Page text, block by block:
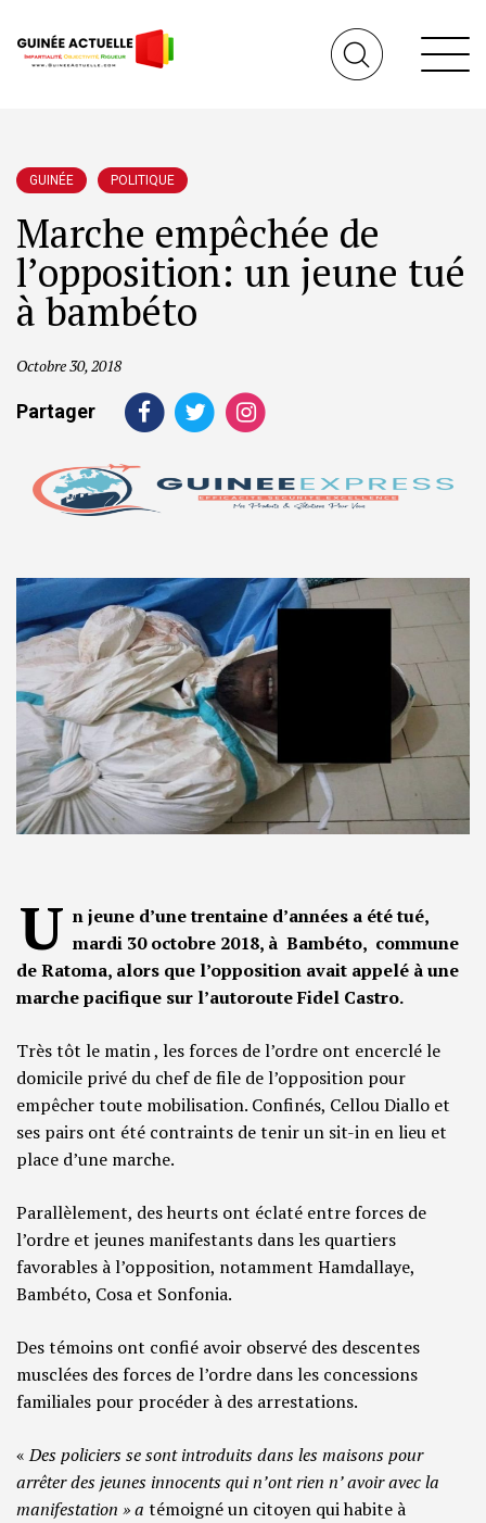
GUINÉE POLITIQUE
Marche empêchée de
l’opposition: un jeune tué
à bambéto
Octobre 30, 2018
Partager
U n jeune d’une trentaine d’années a été tué,
mardi 30 octobre 2018, à Bambéto, commune
de Ratoma, alors que l’opposition avait appelé à une
marche pacifique sur l’autoroute Fidel Castro.
Très tôt le matin , les forces de l’ordre ont encerclé le
domicile privé du chef de file de l’opposition pour
empêcher toute mobilisation. Confinés, Cellou Diallo et
ses pairs ont été contraints de tenir un sit-in en lieu et
place d’une marche.
Parallèlement, des heurts ont éclaté entre forces de
l’ordre et jeunes manifestants dans les quartiers
favorables à l’opposition, notamment Hamdallaye,
Bambéto, Cosa et Sonfonia.
Des témoins ont confié avoir observé des descentes
musclées des forces de l’ordre dans les concessions
familiales pour procéder à des arrestations.
«Des policiers se sont introduits dans les maisons pour
arrêter des jeunes innocents qui n’ont rien n’ avoir avec la
manifestation » a témoigné un citoyen qui habite à